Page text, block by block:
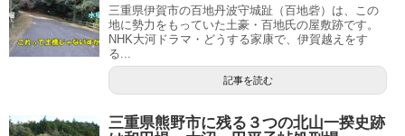
三重県伊賀市の百地丹波守城趾（百地砦）は、この
地に勢力をもっていた土豪・百地氏の屋敷跡です。
NHK大河ドラマ・どうする家康で、伊賀越えをす
る...
記事を読む
三重県熊野市に残る３つの北山一揆史跡